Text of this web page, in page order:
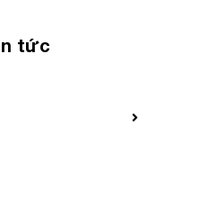
tức